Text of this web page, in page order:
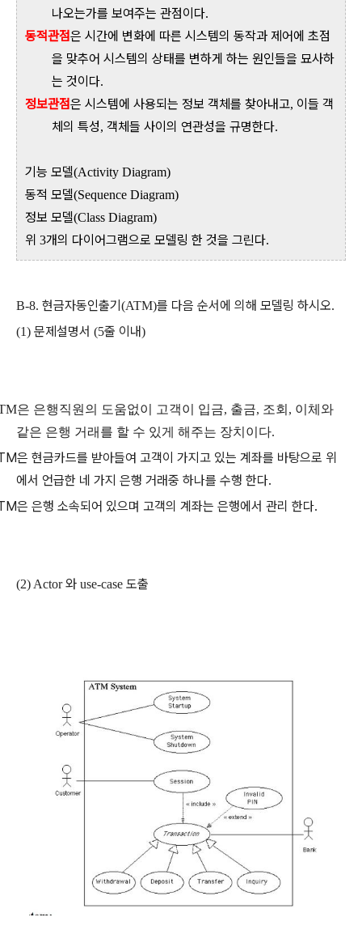
나오는가를 보여주는 관점이다.
동적관점은 시간에 변화에 따른 시스템의 동작과 제어에 초점
을 맞추어 시스템의 상태를 변하게 하는 원인들을 묘사하
는 것이다.
정보관점은 시스템에 사용되는 정보 객체를 찾아내고, 이들 객
체의 특성, 객체들 사이의 연관성을 규명한다.
기능 모델(Activity Diagram)
동적 모델(Sequence Diagram)
정보 모델(Class Diagram)
위 3개의 다이어그램으로 모델링 한 것을 그린다.
B-8. 현금자동인출기 (ATM)를 다음 순서에 의해 모델링 하시오.
(1) 문제설명서 (5줄 이내)
은 은행직원의 도움없이 고객이 입금, 출금, 조회, 이체와
같은 은행 거래를 할 수 있게 해주는 장치이다.
은 현금카드를 받아들여 고객이 가지고 있는 계좌를 바탕으로 위
에서 언급한 네 가지 은행 거래중 하나를 수행 한다.
은 은행 소속되어 있으며 고객의 계좌는 은행에서 관리 한다.
(2) Actor와 use-case 도출